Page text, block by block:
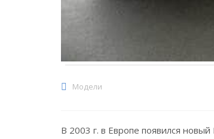
Модели
В 2003 г. в Европе появился